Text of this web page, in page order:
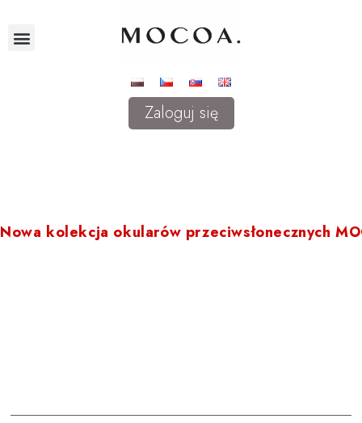
Zaloguj się
Nowa kolekcja okularów przeciwsłonecznych